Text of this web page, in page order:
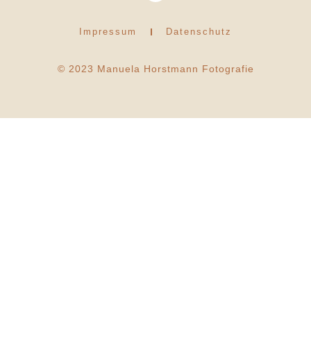
Impressum Datenschutz
© 2023 Manuela Horstmann Fotografie